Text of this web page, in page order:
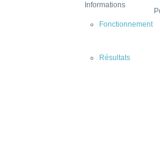
Informations
Fonctionnement
Résultats